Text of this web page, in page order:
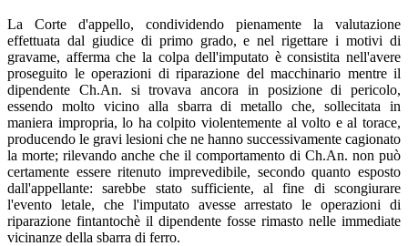
La Corte d'appello, condividendo pienamente la valutazione
effettuata dal giudice di primo grado, e nel rigettare i motivi di
gravame, afferma che la colpa dell'imputato è consistita nell'avere
proseguito le operazioni di riparazione del macchinario mentre il
dipendente Ch.An. si trovava ancora in posizione di pericolo,
essendo molto vicino alla sbarra di metallo che, sollecitata in
maniera impropria, lo ha colpito violentemente al volto e al torace,
producendo le gravi lesioni che ne hanno successivamente cagionato
la morte; rilevando anche che il comportamento di Ch.An. non può
certamente essere ritenuto imprevedibile, secondo quanto esposto
dall'appellante: sarebbe stato sufficiente, al fine di scongiurare
l'evento letale, che l'imputato avesse arrestato le operazioni di
riparazione fintantochè il dipendente fosse rimasto nelle immediate
vicinanze della sbarra di ferro.